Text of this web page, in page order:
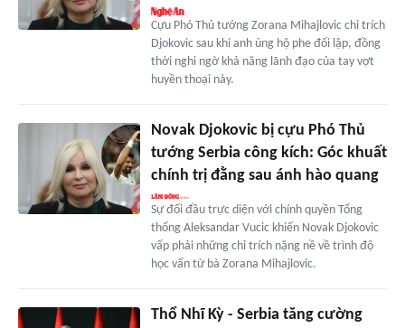
Cựu Phó Thủ tướng Zorana Mihajlovic chỉ trích
Djokovic sau khi anh ủng hộ phe đối lập, đồng
thời nghi ngờ khả năng lãnh đạo của tay vợt
huyền thoại này.
Novak Djokovic bị cựu Phó Thủ
tướng Serbia công kích: Góc khuất
chính trị đằng sau ánh hào quang
Sự đối đầu trực diện với chính quyền Tổng
thống Aleksandar Vucic khiến Novak Djokovic
vấp phải những chỉ trích nặng nề về trình độ
học vấn từ bà Zorana Mihajlovic.
Thổ Nhĩ Kỳ - Serbia tăng cường